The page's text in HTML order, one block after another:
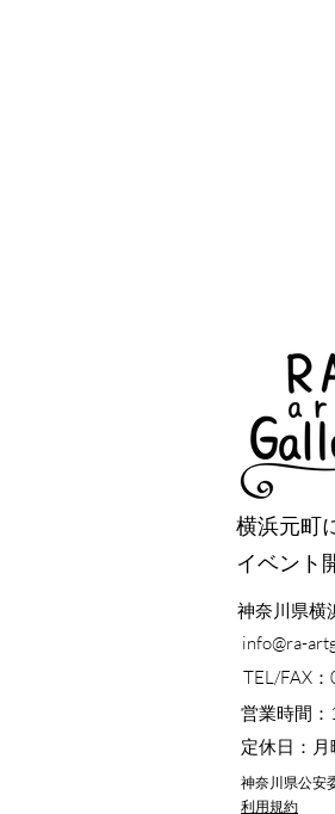
横浜元町
イベント
神奈川県
info@ra-
TEL/FAX
営業時間
定休日：月
利用規約
神奈川県公